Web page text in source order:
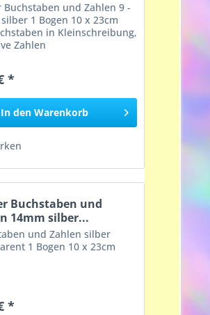
Buchstaben und Zahlen 9 -
1 Bogen 10 x 23cm
in Kleinschreibung,
Zahlen
*
In den Warenkorb
Buchstaben und
14mm silber...
und Zahlen silber
1 Bogen 10 x 23cm
*